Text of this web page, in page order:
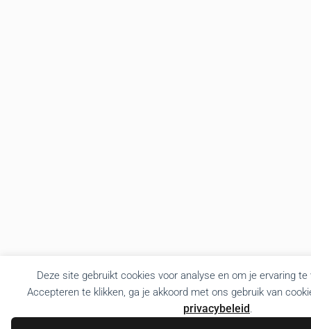
Deze site gebruikt cookies voor analyse en om je ervaring
Accepteren te klikken, ga je akkoord met ons gebruik van
privacybeleid.